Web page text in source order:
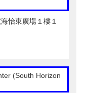
怡東廣場１樓１
(South Horizon